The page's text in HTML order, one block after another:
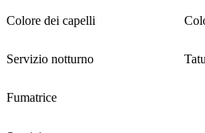
Alcuni contenuti non si
Richiedi accesso
Colore dei capelli
Servizio notturno
Fumatrice